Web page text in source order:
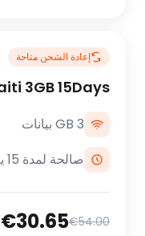
إعادة الشحن متاحة
3GB 15Days
3 GB بيانات
صالحة لمدة 15 يوم
€54.00
€30.65